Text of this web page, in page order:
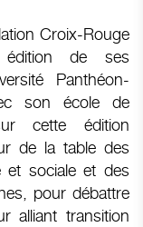
Croix-Rouge
de ses
Panthéon-
son école de
cette édition
de la table des
et sociale et des
pour débattre
alliant transition